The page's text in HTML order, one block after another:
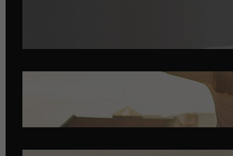
Miracle Morning-Les
14 mars 2024